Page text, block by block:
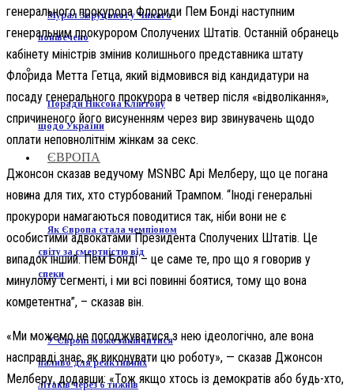
Мурал Заруцької у Чикаго
понівечено
Поради Ніксона Клінтону
щодо України
ЄВРОПА
Як Європа стала чемпіоном
світу за смертністю від
спеки
У Європі може закінчитися
паливо для реактивних
літаків через 6 тижнів
генерального прокурора Флориди Пем Бонді наступним
генеральним прокурором Сполучених Штатів. Останній обранець
кабінету міністрів змінив колишнього представника штату
Флорида Метта Гетца, який відмовився від кандидатури на
посаду генерального прокурора в четвер після «відволікання»,
спричиненого його висуненням через вир звинувачень щодо
оплати неповнолітнім жінкам за секс.
Джонсон сказав ведучому MSNBC Арі Мелберу, що це погана
новина для тих, хто стурбований Трампом. “Іноді генеральні
прокурори намагаються поводитися так, ніби вони не є
особистими адвокатами Президента Сполучених Штатів. Це
випадок інший. Пем Бонді – це саме те, про що я говорив у
минулому сегменті, і ми всі повинні боятися, тому що вона
компетентна”, – сказав він.
«Ми можемо не погоджуватися з нею ідеологічно, але вона
насправді знає, як виконувати цю роботу», — сказав Джонсон
Мелберу, додавши: «Тож якщо хтось із демократів або будь-хто,